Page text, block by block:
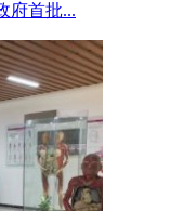
首批...